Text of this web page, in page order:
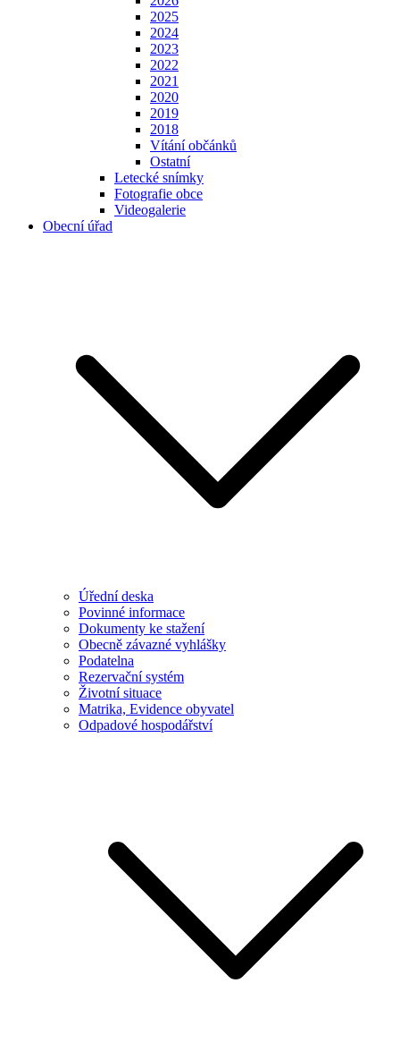
2025
2024
2023
2022
2021
2020
2019
2018
Vítání občánků
Ostatní
Letecké snímky
Fotografie obce
Videogalerie
Obecní úřad
Úřední deska
Povinné informace
Dokumenty ke stažení
Obecně závazné vyhlášky
Podatelna
Rezervační systém
Životní situace
Matrika, Evidence obyvatel
Odpadové hospodářství